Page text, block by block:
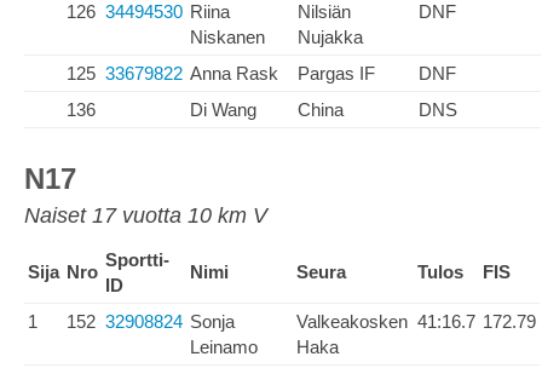
126 34494530 Riina
Niskanen
Nilsiän
Nujakka
DNF
125 33679822 Anna Rask Pargas IF
DNF
136
Di Wang China DNS
N17
Naiset 17 vuotta 10 km V
Sija Nro
Sportti-
ID
Nimi Seura Tulos FIS
1 152 32908824 Sonja
Leinamo
Valkeakosken
Haka
41:16.7 172.79